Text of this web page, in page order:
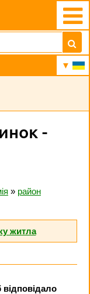
-
» район
житла